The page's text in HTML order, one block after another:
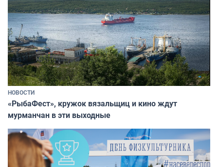
НОВОСТИ
«РыбаФест», кружок вязальщиц и кино ждут
мурманчан в эти выходные